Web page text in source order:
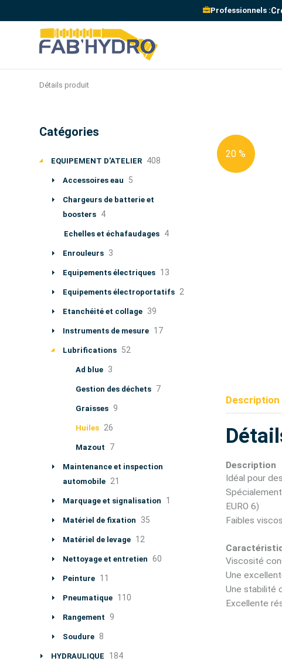
Professionnels :
Détails produit
20 %
Description
Description
Idéal pour
EURO 6)
Faibles
Viscosité
Une
Une stabilité
Excellente
Catégories
EQUIPEMENT D'ATELIER 408
Accessoires eau 5
Chargeurs de batterie et
boosters 4
Echelles et échafaudages 4
Enrouleurs 3
Equipements électriques 13
Equipements électroportatifs 2
Etanchéité et collage 39
Instruments de mesure 17
Lubrifications 52
Ad blue 3
Gestion des déchets 7
Graisses 9
Huiles 26
Mazout 7
Maintenance et inspection
automobile 21
Marquage et signalisation 1
Matériel de fixation 35
Matériel de levage 12
Nettoyage et entretien 60
Peinture 11
Pneumatique 110
Rangement 9
Soudure 8
HYDRAULIQUE 184